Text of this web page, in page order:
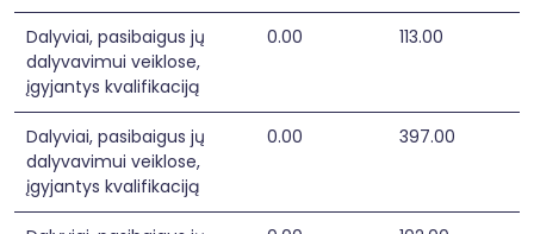
Dalyviai, pasibaigus jų
dalyvavimui veiklose,
įgyjantys kvalifikaciją
0.00 113.00
Dalyviai, pasibaigus jų
dalyvavimui veiklose,
įgyjantys kvalifikaciją
0.00 397.00